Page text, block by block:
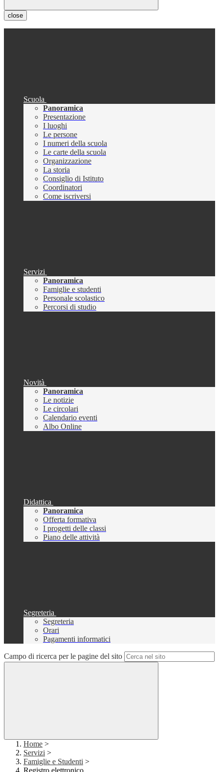
close
Scuola
Panoramica
Presentazione
I luoghi
Le persone
I numeri della scuola
Le carte della scuola
Organizzazione
La storia
Consiglio di Istituto
Coordinatori
Come iscriversi
Servizi
Panoramica
Famiglie e studenti
Personale scolastico
Percorsi di studio
Novità
Panoramica
Le notizie
Le circolari
Calendario eventi
Albo Online
Didattica
Panoramica
Offerta formativa
I progetti delle classi
Piano delle attività
Segreteria
Segreteria
Orari
Pagamenti informatici
Campo di ricerca per le pagine del sito
Home >
Servizi >
Famiglie e Studenti >